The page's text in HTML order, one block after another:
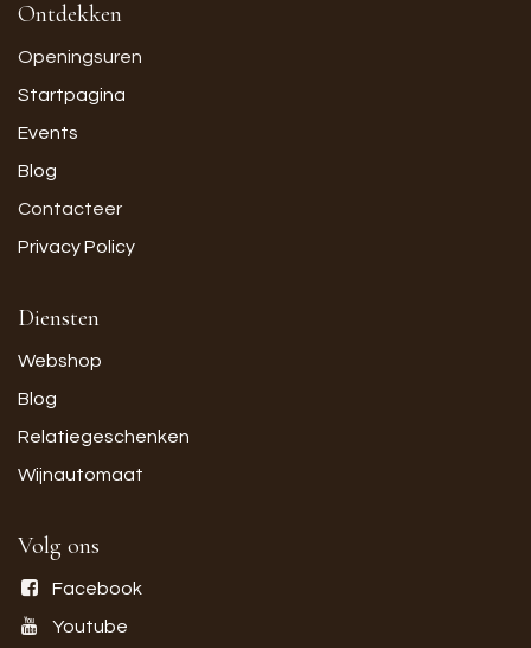
Ontdekken
Openingsuren
Startpagina
Events
Blog
Contacteer
Privacy Policy
Diensten
Webshop
Blog
Relatiegeschenken
Wijnautomaat
Volg ons
Facebook
Youtube